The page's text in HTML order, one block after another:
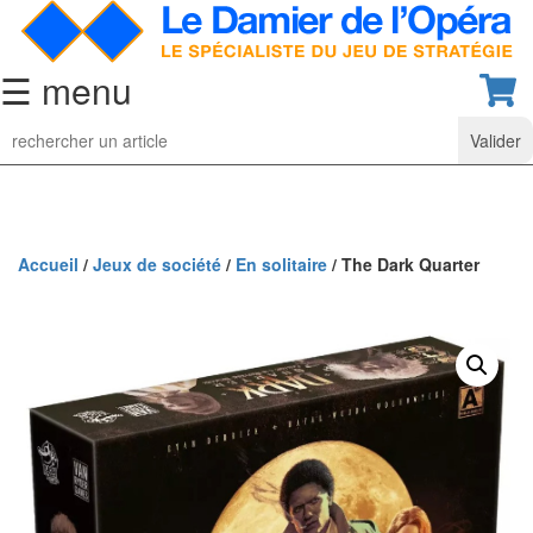
☰ menu
Jeu
d’Echecs
collection
Pièces
d’échecs
classiques
Coffrets
Accueil / Jeux de société / En solitaire / The Dark Quarter